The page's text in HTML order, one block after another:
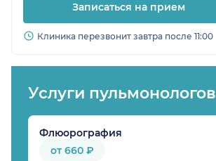
Записаться на прием
Клиника перезвонит завтра после 11:00
Услуги пульмонологов
Флюорография
от 660 ₽